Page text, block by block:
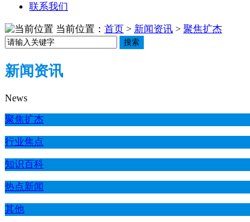
联系我们
当前位置： 首页 > 新闻资讯 > 聚焦扩杰
搜索
新闻资讯
News
聚焦扩杰
行业焦点
知识百科
热点新闻
其他